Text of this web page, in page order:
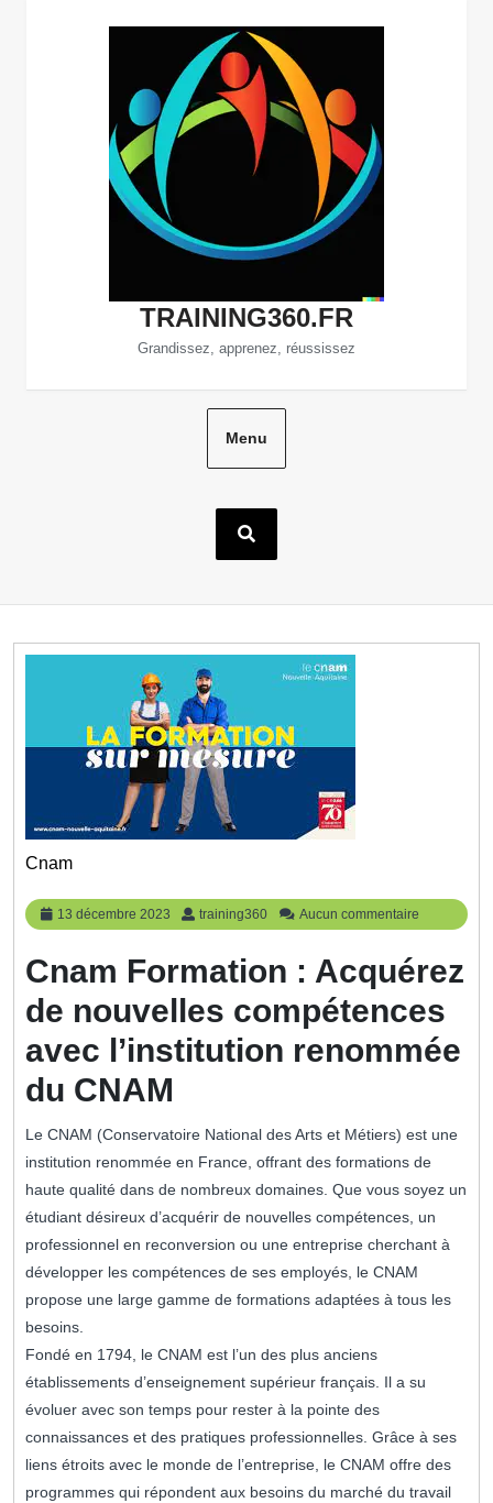
TRAINING360.FR
Grandissez, apprenez, réussissez
Menu
Cnam
13 décembre 2023
13
décembre
training360 training360
Aucun commentaire
Cnam Formation : Acquérez
de nouvelles compétences
avec l’institution renommée
du CNAM
Le CNAM (Conservatoire National des Arts et Métiers) est une
institution renommée en France, offrant des formations de
haute qualité dans de nombreux domaines. Que vous soyez un
étudiant désireux d’acquérir de nouvelles compétences, un
professionnel en reconversion ou une entreprise cherchant à
développer les compétences de ses employés, le CNAM
propose une large gamme de formations adaptées à tous les
besoins.
Fondé en 1794, le CNAM est l’un des plus anciens
établissements d’enseignement supérieur français. Il a su
évoluer avec son temps pour rester à la pointe des
connaissances et des pratiques professionnelles. Grâce à ses
liens étroits avec le monde de l’entreprise, le CNAM offre des
programmes qui répondent aux besoins du marché du travail